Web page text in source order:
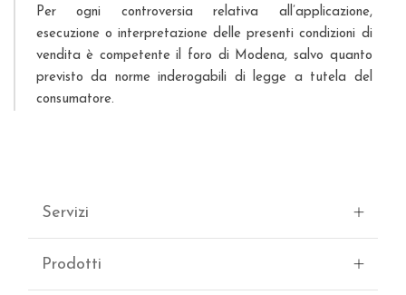
Per ogni controversia relativa all’applicazione,
esecuzione o interpretazione delle presenti condizioni di
vendita è competente il foro di Modena, salvo quanto
previsto da norme inderogabili di legge a tutela del
consumatore.
Servizi
Prodotti